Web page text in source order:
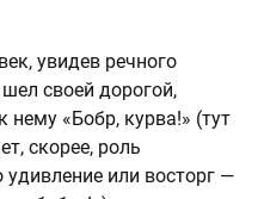
увидев речного
своей дорогой,
«Бобр, курва!» (тут
скорее, роль
или восторг —